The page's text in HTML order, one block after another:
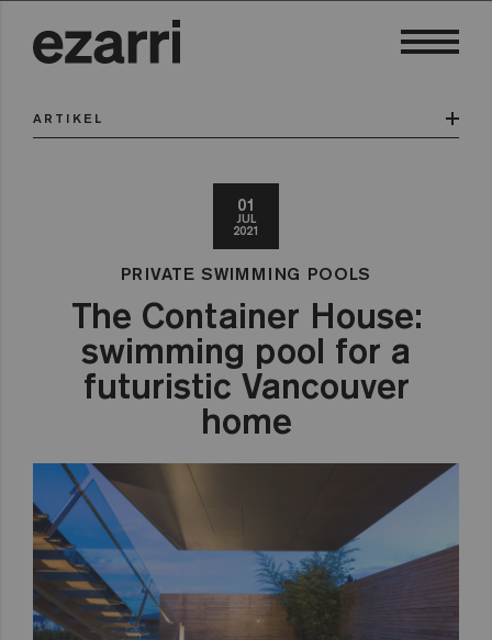
ARTIKEL
01
JUL
2021
PRIVATE SWIMMING POOLS
The Container House:
swimming pool for a
futuristic Vancouver
home